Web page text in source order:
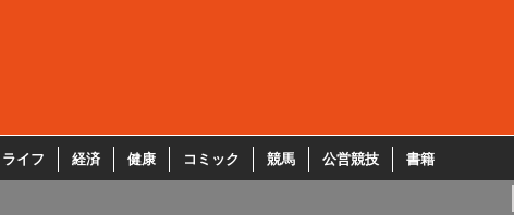
ライフ 経済 健康 コミック 競馬 公営競技 書籍